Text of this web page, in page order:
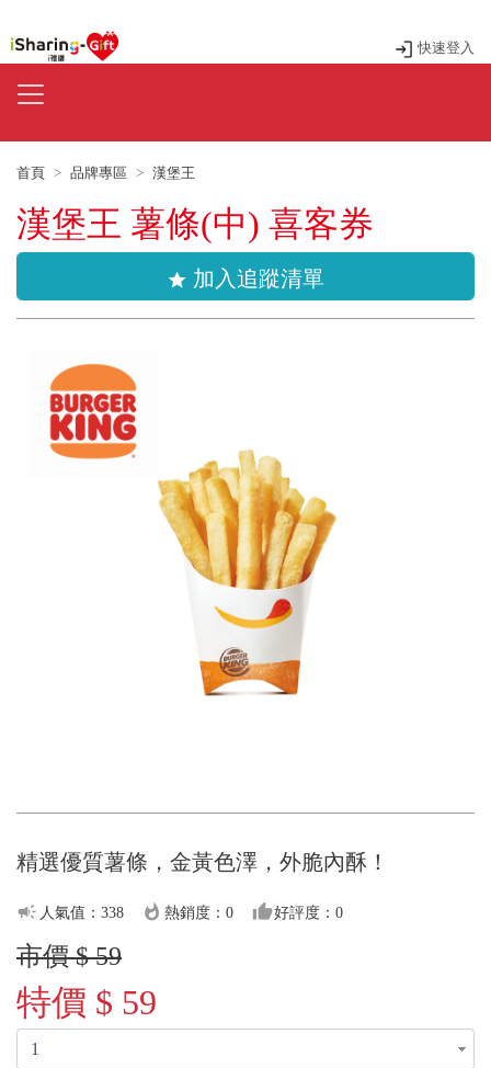
快速登入
首頁 品牌專區 漢堡王
漢堡王 薯條(中) 喜客券
star 加入追蹤清單
精選優質薯條，金黃色澤，外脆內酥！
campaign 人氣值：338 whatshot 熱銷度：0 thumb_up好評度：0
市價 $ 59
特價 $ 59